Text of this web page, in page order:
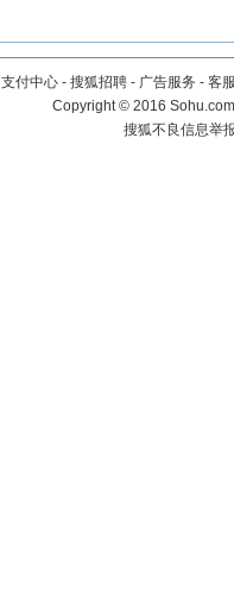
支付中心 - 搜狐招聘 - 广告服务 - 客
Copyright©2016
搜狐不良信息举